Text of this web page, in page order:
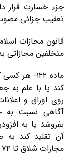
جزء خسارت قرار
تعقیب جزائی
متخلفین مجازاتی
ماده ۱۲۲-
کند یا با علم به
روی اوراق و
آگاهی نسبت به
بفروشد یا به
آن تقلید کند
مجازات شلاق تا ۷۴ ضربه محکوم خواهد شد.